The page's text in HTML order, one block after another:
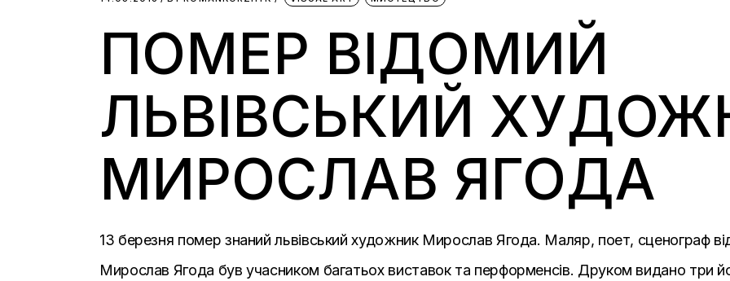
ПОМЕР ВІДОМИЙ
ЛЬВІВСЬКИЙ
МИРОСЛАВ ЯГОДА
13 березня помер знаний львівський художник Мирослав Ягода. Маляр, поет, сценограф
Мирослав Ягода був учасником багатьох виставок та перформенсів. Друком видано три